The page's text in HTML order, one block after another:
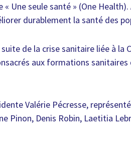
Une seule santé » (One
durablement la santé des
de la crise sanitaire liée à la
aux formations sanitaires
Valérie Pécresse,
Pinon, Denis Robin, Laetitia